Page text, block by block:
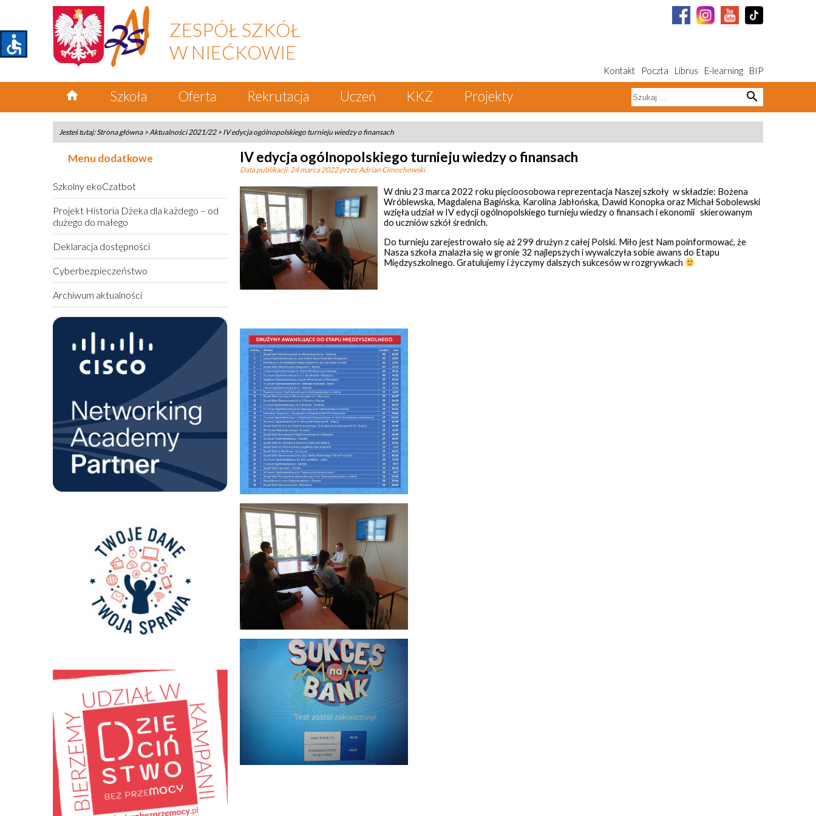
ZESPÓŁ SZKÓŁ
W NIEĆKOWIE
Kontakt Poczta Librus E-learning BIP
home Szkoła Oferta Rekrutacja Uczeń KKZ Projekty search
Jesteś tutaj:Strona główna>Aktualności 2021/22> IV edycja ogólnopolskiego turnieju wiedzy o finansach
Menu dodatkowe
Szkolny ekoCzatbot
Projekt Historia Dżeka dla każdego – od
dużego do małego
Deklaracja dostępności
Cyberbezpieczeństwo
Archiwum aktualności
IV edycja ogólnopolskiego turnieju wiedzy o finansach
Data publikacji:24 marca 2022przez Adrian Cimochowski
W dniu 23 marca 2022 roku pięcioosobowa reprezentacja Naszej szkoły w składzie: Bożena
Wróblewska, Magdalena Bagińska, Karolina Jabłońska, Dawid Konopka oraz Michał Sobolewski
wzięła udział w IV edycji ogólnopolskiego turnieju wiedzy o finansach i ekonomii skierowanym
do uczniów szkół średnich.
Do turnieju zarejestrowało się aż 299 drużyn z całej Polski. Miło jest Nam poinformować, że
Nasza szkoła znalazła się w gronie 32 najlepszych i wywalczyła sobie awans do Etapu
Międzyszkolnego. Gratulujemy i życzymy dalszych sukcesów w rozgrywkach
accessible